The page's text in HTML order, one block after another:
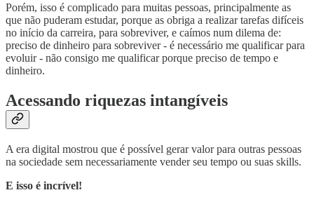
Porém, isso é complicado para muitas pessoas, principalmente as
que não puderam estudar, porque as obriga a realizar tarefas difíceis
no início da carreira, para sobreviver, e caímos num dilema de:
preciso de dinheiro para sobreviver - é necessário me qualificar para
evoluir - não consigo me qualificar porque preciso de tempo e
dinheiro.
Acessando riquezas intangíveis
A era digital mostrou que é possível gerar valor para outras pessoas
na sociedade sem necessariamente vender seu tempo ou suas skills.
E isso é incrível!